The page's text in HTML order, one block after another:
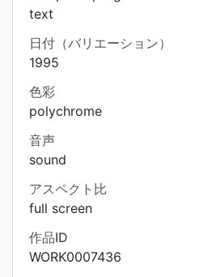
text
日付（バリエーション）
1995
色彩
polychrome
音声
sound
アスペクト比
full screen
作品ID
WORK0007436